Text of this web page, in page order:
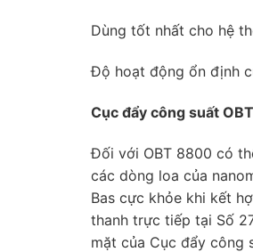
Dùng tốt nhất cho hệ
Độ hoạt động ổn định
Cục đẩy công suất
Đối với OBT 8800 có
các dòng loa của
Bas cực khỏe khi kết
thanh trực tiếp tại Số
mặt của Cục đẩy công